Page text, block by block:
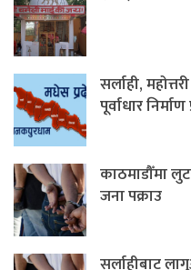
सर्लाही,
पूर्वाधार
काठमाडौँमा
जना पक्राउ
सर्लाहीबाट